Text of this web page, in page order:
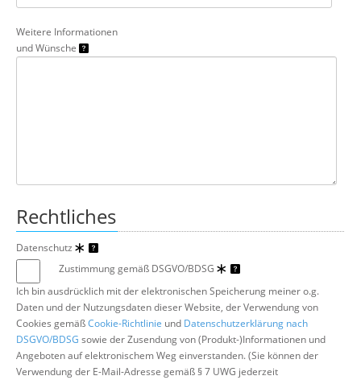
Weitere Informationen
und Wünsche
Rechtliches
Datenschutz
Zustimmung gemäß DSGVO/BDSG
Ich bin ausdrücklich mit der elektronischen Speicherung meiner o.g.
Daten und der Nutzungsdaten dieser Website, der Verwendung von
Cookies gemäßCookie-Richtlinie und Datenschutzerklärung nach
DSGVO/BDSG sowie der Zusendung von (Produkt-)Informationen und
Angeboten auf elektronischem Weg einverstanden. (Sie können der
Verwendung der E-Mail-Adresse gemäß § 7 UWG jederzeit